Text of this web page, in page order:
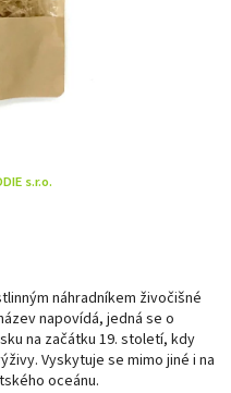
s.r.o.
náhradníkem živočišné
napovídá, jedná se o
na začátku 19. století, kdy
Vyskytuje se mimo jiné i na
oceánu.